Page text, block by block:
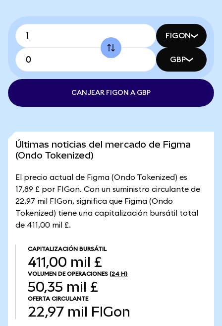
FIGON
GBP
CANJEAR FIGON A GBP
Últimas noticias del mercado de Figma
(Ondo Tokenized)
El precio actual de Figma (Ondo Tokenized) es
17,89 £ por FIGon. Con un suministro circulante de
22,97 mil FIGon, significa que Figma (Ondo
Tokenized) tiene una capitalización bursátil total
de 411,00 mil £.
CAPITALIZACIÓN BURSÁTIL
411,00 mil £
VOLUMEN DE OPERACIONES (24 H)
50,35 mil £
OFERTA CIRCULANTE
22,97 mil FIGon